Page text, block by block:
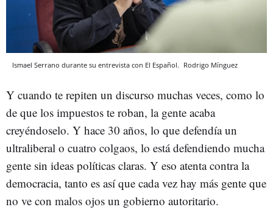
Ismael Serrano durante su entrevista con El Español. Rodrigo Mínguez
Y cuando te repiten un discurso muchas veces, como lo
de que los impuestos te roban, la gente acaba
creyéndoselo. Y hace 30 años, lo que defendía un
ultraliberal o cuatro colgaos, lo está defendiendo mucha
gente sin ideas políticas claras. Y eso atenta contra la
democracia, tanto es así que cada vez hay más gente que
no ve con malos ojos un gobierno autoritario.